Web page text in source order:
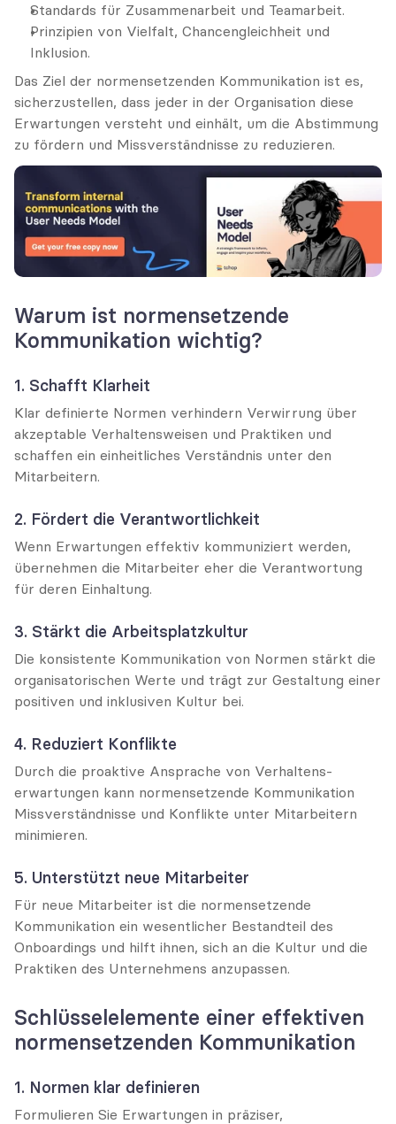
Standards für Zusammenarbeit und Teamarbeit.
Prinzipien von Vielfalt, Chancengleichheit und
Inklusion.
Das Ziel der normensetzenden Kommunikation ist es,
sicherzustellen, dass jeder in der Organisation diese
Erwartungen versteht und einhält, um die Abstimmung
zu fördern und Missverständnisse zu reduzieren.
Warum ist normensetzende
Kommunikation wichtig?
1. Schafft Klarheit
Klar definierte Normen verhindern Verwirrung über
akzeptable Verhaltensweisen und Praktiken und
schaffen ein einheitliches Verständnis unter den
Mitarbeitern.
2. Fördert die Verantwortlichkeit
Wenn Erwartungen effektiv kommuniziert werden,
übernehmen die Mitarbeiter eher die Verantwortung
für deren Einhaltung.
3. Stärkt die Arbeitsplatzkultur
Die konsistente Kommunikation von Normen stärkt die
organisatorischen Werte und trägt zur Gestaltung einer
positiven und inklusiven Kultur bei.
4. Reduziert Konflikte
Durch die proaktive Ansprache von Verhaltens-
erwartungen kann normensetzende Kommunikation
Missverständnisse und Konflikte unter Mitarbeitern
minimieren.
5. Unterstützt neue Mitarbeiter
Für neue Mitarbeiter ist die normensetzende
Kommunikation ein wesentlicher Bestandteil des
Onboardings und hilft ihnen, sich an die Kultur und die
Praktiken des Unternehmens anzupassen.
Schlüsselelemente einer effektiven
normensetzenden Kommunikation
1. Normen klar definieren
Formulieren Sie Erwartungen in präziser,